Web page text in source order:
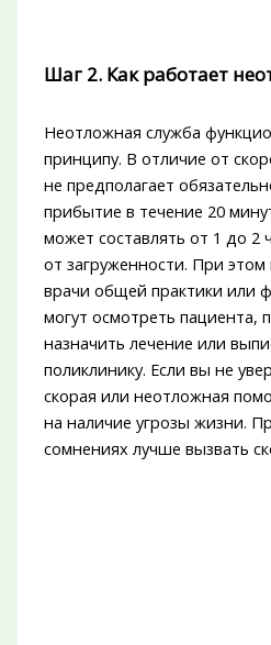
Шаг 2. Как работает
Неотложная служба
принципу. В отличие от
не предполагает
прибытие в течение 20
может составлять от 1 до 2
от загруженности. При
врачи общей практики или
могут осмотреть пациента,
назначить лечение или
поликлинику. Если вы не
скорая или неотложная
на наличие угрозы жизни.
сомнениях лучше вызвать